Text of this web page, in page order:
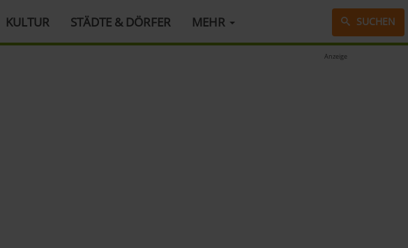
KULTUR STÄDTE & DÖRFER MEHR SUCHEN
Anzeige